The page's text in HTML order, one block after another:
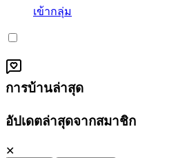
เข้ากลุ่ม
การบ้านล่าสุด
อัปเดตล่าสุดจากสมาชิก
✕